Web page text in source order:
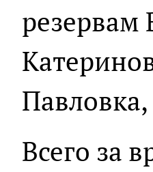
резервам
Всего за